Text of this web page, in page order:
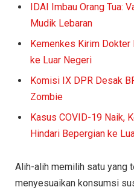
IDAI Imbau Orang Tua:
Mudik Lebaran
Kemenkes Kirim Dokter
ke Luar Negeri
Komisi IX DPR Desak
Zombie
Kasus COVID-19 Naik,
Hindari Bepergian ke
Alih-alih memilih satu yang
menyesuaikan konsumsi